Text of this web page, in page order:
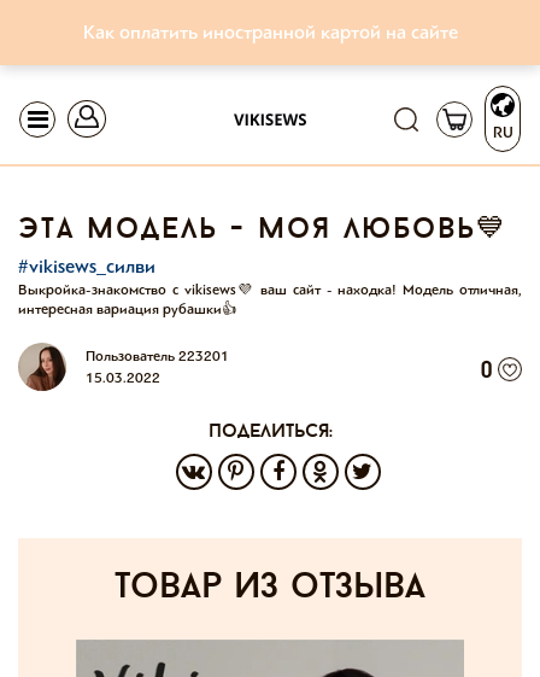
Как оплатить иностранной картой на сайте
RU
эта модель - моя любовь💙
#vikisews_силви
Выкройка-знакомство с vikisews💜 ваш сайт - находка! Модель отличная,
интересная вариация рубашки👍
Пользователь 223201
15.03.2022
0
поделиться:
товар из отзыва